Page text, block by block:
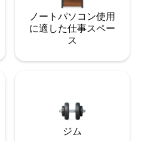
ノートパソコン使用
に適した仕事スペー
ス
ジム